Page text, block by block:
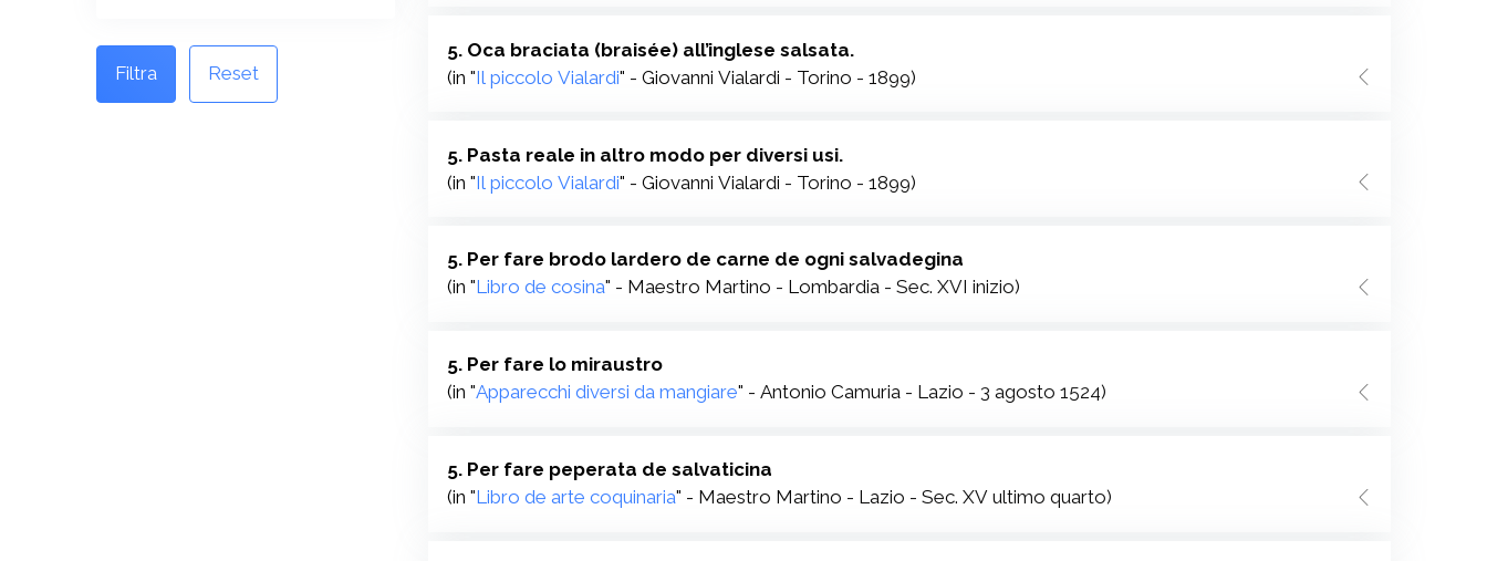
Filtra Reset
5. Oca braciata (braisée) all’inglese salsata.
(in "Il piccolo Vialardi" - Giovanni Vialardi - Torino - 1899)
5. Pasta reale in altro modo per diversi usi.
(in "Il piccolo Vialardi" - Giovanni Vialardi - Torino - 1899)
5. Per fare brodo lardero de carne de ogni salvadegina
(in "Libro de cosina" - Maestro Martino - Lombardia - Sec. XVI inizio)
5. Per fare lo miraustro
(in "Apparecchi diversi da mangiare" - Antonio Camuria - Lazio - 3 agosto 1524)
5. Per fare peperata de salvaticina
(in "Libro de arte coquinaria" - Maestro Martino - Lazio - Sec. XV ultimo quarto)